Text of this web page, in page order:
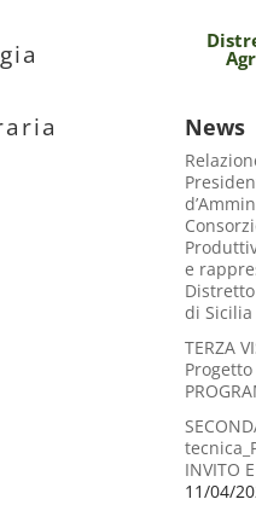
News
e
di Sicilia
TERZA
Progetto
INVITO
11/04/